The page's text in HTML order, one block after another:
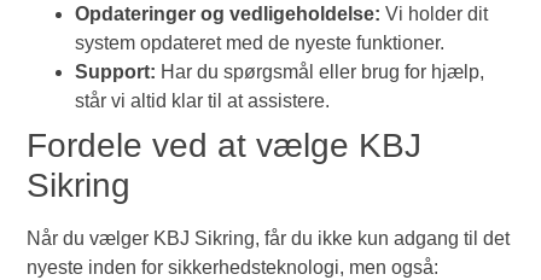
Opdateringer og vedligeholdelse: Vi holder dit
system opdateret med de nyeste funktioner.
Support: Har du spørgsmål eller brug for hjælp,
står vi altid klar til at assistere.
Fordele ved at vælge KBJ
Sikring
Når du vælger KBJ Sikring, får du ikke kun adgang til det
nyeste inden for sikkerhedsteknologi, men også: